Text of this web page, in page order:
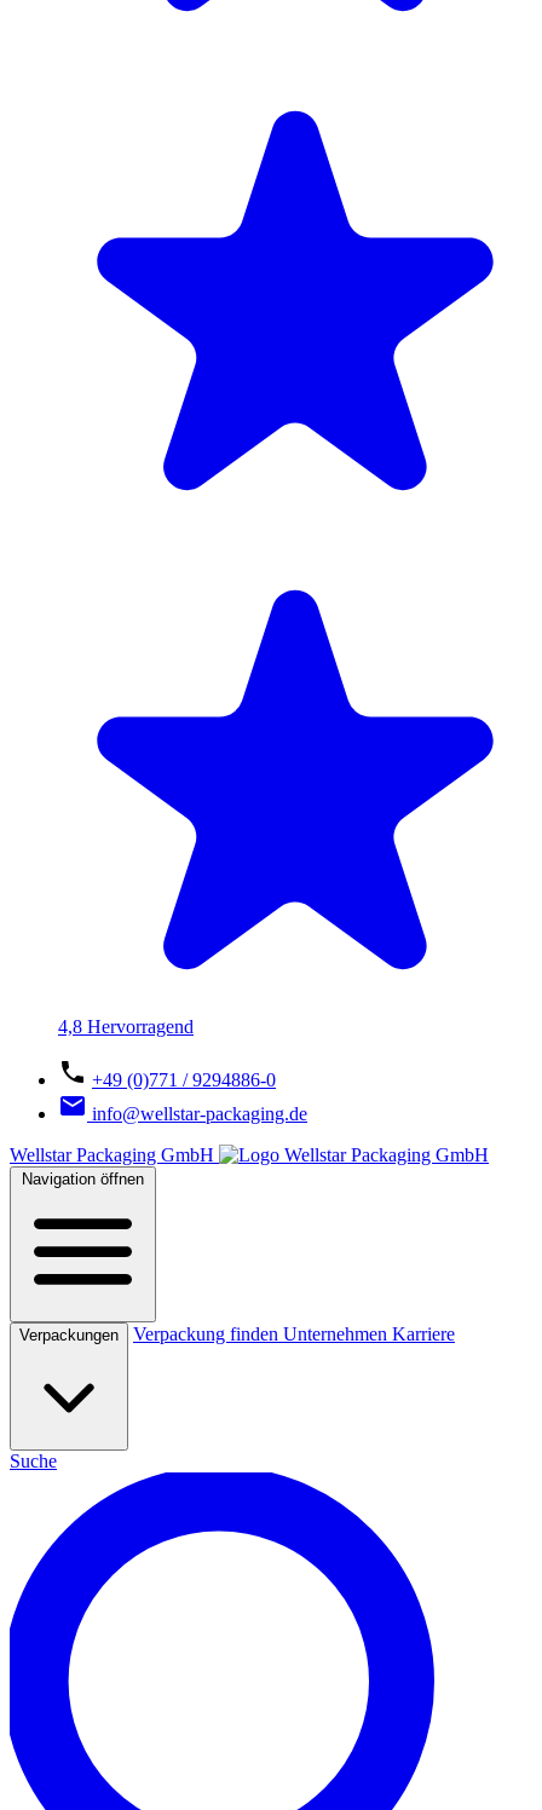
4,8 Hervorragend
+49 (0)771 / 9294886-0
info@wellstar-packaging.de
Wellstar Packaging GmbH
Navigation öffnen
Verpackungen Verpackung finden Unternehmen Karriere
Suche